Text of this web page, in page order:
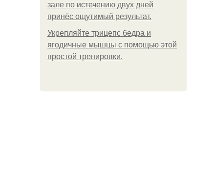
зале по истечению двух дней
принёс ощутимый результат.
Укрепляйте трицепс бедра и
ягодичные мышцы с помощью этой
простой тренировки.